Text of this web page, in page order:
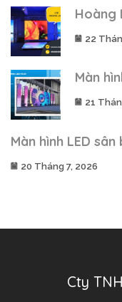
Hoàng
22
Màn
21
Màn hình LED sân
20 Tháng 7, 2026
Cty